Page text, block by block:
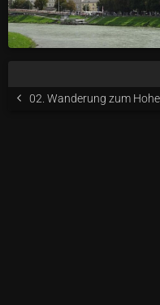
02. Wanderung zum